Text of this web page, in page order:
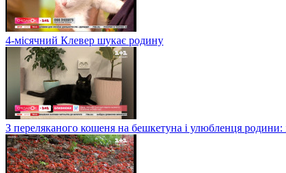
4-місячний Клевер шукає родину
З переляканого кошеня на бешкетуна і улюбленця родини: